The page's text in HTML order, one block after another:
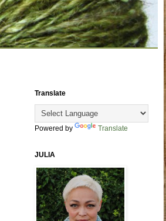
Translate
Powered by Translate
JULIA